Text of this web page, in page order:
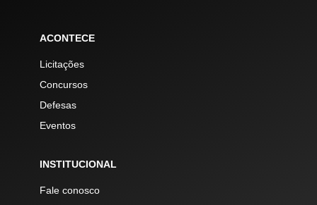
ACONTECE
Licitações
Concursos
Defesas
Eventos
INSTITUCIONAL
Fale conosco